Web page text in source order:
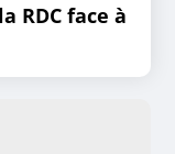
RDC face à